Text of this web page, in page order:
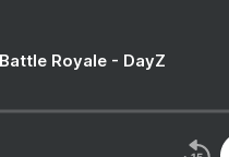
Royale - DayZ